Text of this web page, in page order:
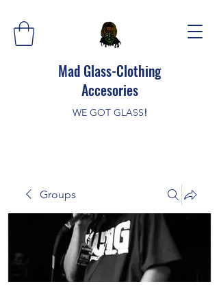
Mad Glass-Clothing
Accesories
WE GOT GLASS!
Groups